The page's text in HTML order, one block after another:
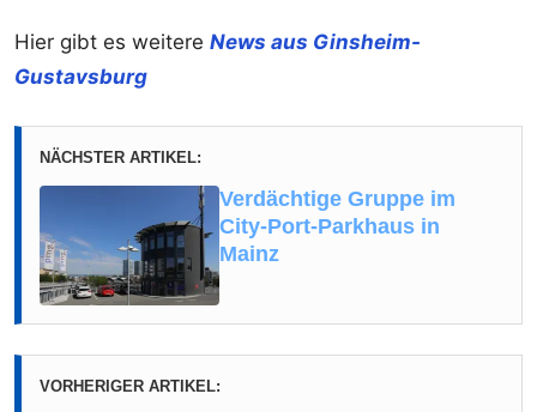
Hier gibt es weitere News aus Ginsheim-
Gustavsburg
NÄCHSTER ARTIKEL:
Verdächtige Gruppe im
City-Port-Parkhaus in
Mainz
VORHERIGER ARTIKEL: